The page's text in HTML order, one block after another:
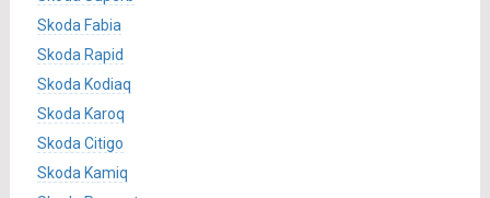
Skoda Fabia
Skoda Rapid
Skoda Kodiaq
Skoda Karoq
Skoda Citigo
Skoda Kamiq